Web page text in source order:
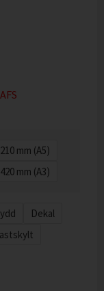
mm (A5)
mm (A3)
Dekal